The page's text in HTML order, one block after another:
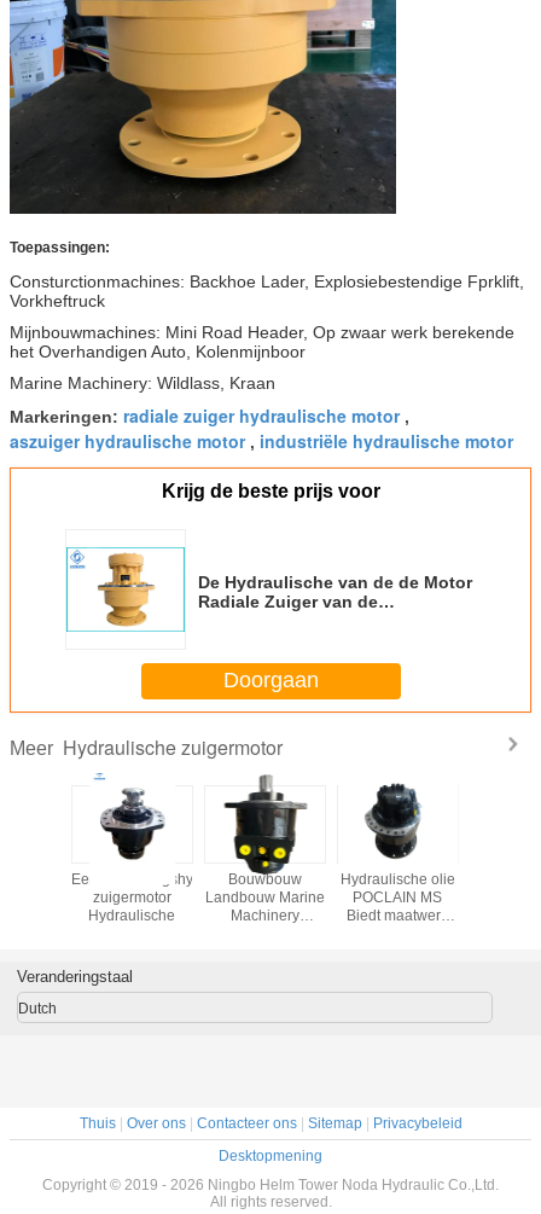
Maximum druk
(MPa)
Geschatte
snelheid (r/min)
Snelheidswaaier
Toepassingen:
Consturctionmachines: Backhoe Lader, Explosiebestendige Fprklift,
Vorkheftruck
Mijnbouwmachines: Mini Road Header, Op zwaar werk berekende
het Overhandigen Auto, Kolenmijnboor
Marine Machinery: Wildlass, Kraan
Markeringen: radiale zuiger hydraulische motor,
aszuiger hydraulische motor, industriële hydraulische motor
Krijg de beste prijs voor
De Hydraulische van de de Motor
Radiale Zuiger van de
Doorgaan
Meer Hydraulische zuigermotor
en
Eenversnellingshydraulische
zuigermotor
Hydraulische
Bouwbouw
Landbouw Marine
Machinery
motor Geschikt
machines
Hydraulische olie
POCLAIN MS
Biedt maatwerk
verschillende
Veranderingstaal
Dutch
Thuis| Over ons| Contacteer ons| Sitemap| Privacybeleid
Desktopmening
Copyright © 2019 - 2026 Ningbo Helm Tower Noda Hydraulic Co.,Ltd.
All rights reserved.